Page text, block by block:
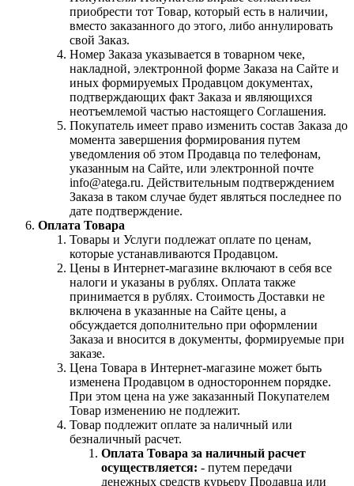
приобрести тот Товар, который есть в наличии,
вместо заказанного до этого, либо аннулировать
свой Заказ.
Номер Заказа указывается в товарном чеке,
накладной, электронной форме Заказа на Сайте и
иных формируемых Продавцом документах,
подтверждающих факт Заказа и являющихся
неотъемлемой частью настоящего Соглашения.
Покупатель имеет право изменить состав Заказа до
момента завершения формирования путем
уведомления об этом Продавца по телефонам,
указанным на Сайте, или электронной почте
info@atega.ru. Действительным подтверждением
Заказа в таком случае будет являться последнее по
дате подтверждение.
Оплата Товара
Товары и Услуги подлежат оплате по ценам,
которые устанавливаются Продавцом.
Цены в Интернет-магазине включают в себя все
налоги и указаны в рублях. Оплата также
принимается в рублях. Стоимость Доставки не
включена в указанные на Сайте цены, а
обсуждается дополнительно при оформлении
Заказа и вносится в документы, формируемые при
заказе.
Цена Товара в Интернет-магазине может быть
изменена Продавцом в одностороннем порядке.
При этом цена на уже заказанный Покупателем
Товар изменению не подлежит.
Товар подлежит оплате за наличный или
безналичный расчет.
Оплата Товара за наличный расчет
осуществляется: - путем передачи
денежных средств курьеру Продавца или